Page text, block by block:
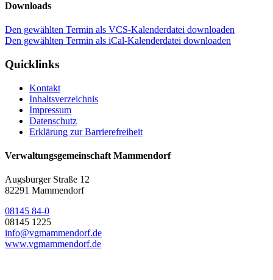
Downloads
Den gewählten Termin als VCS-Kalenderdatei downloaden
Den gewählten Termin als iCal-Kalenderdatei downloaden
Quicklinks
Kontakt
Inhaltsverzeichnis
Impressum
Datenschutz
Erklärung zur Barrierefreiheit
Verwaltungsgemeinschaft Mammendorf
Augsburger Straße 12
82291 Mammendorf
08145 84-0
08145 1225
info@vgmammendorf.de
www.vgmammendorf.de